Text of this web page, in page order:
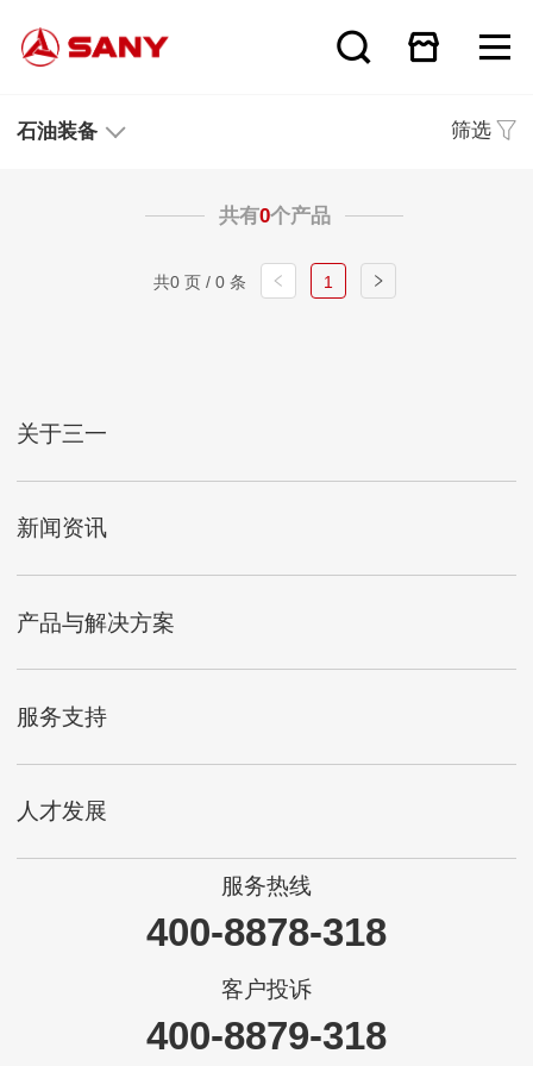
石油装备 筛选
共有0个产品
共0 页 / 0 条 1
关于三一
新闻资讯
产品与解决方案
服务支持
人才发展
服务热线
400-8878-318
客户投诉
400-8879-318